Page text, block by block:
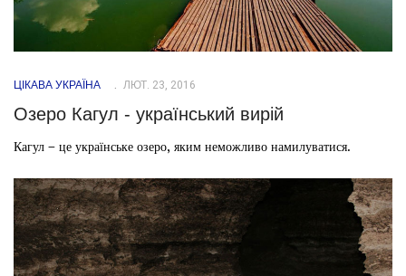
ЦІКАВА УКРАЇНА ЛЮТ. 23, 2016
Озеро Кагул - український вирій
Кагул – це українське озеро, яким неможливо намилуватися.